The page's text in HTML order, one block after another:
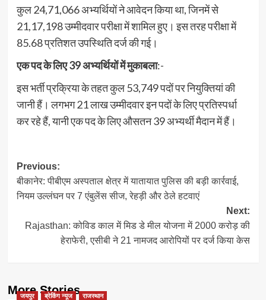
कुल 24,71,066 अभ्यर्थियों ने आवेदन किया था, जिनमें से
21,17,198 उम्मीदवार परीक्षा में शामिल हुए। इस तरह परीक्षा में
85.68 प्रतिशत उपस्थिति दर्ज की गई।
एक पद के लिए 39 अभ्यर्थियों में मुकाबला:-
इस भर्ती प्रक्रिया के तहत कुल 53,749 पदों पर नियुक्तियां की
जानी हैं। लगभग 21 लाख उम्मीदवार इन पदों के लिए प्रतिस्पर्धा
कर रहे हैं, यानी एक पद के लिए औसतन 39 अभ्यर्थी मैदान में हैं।
Post
navigation
Previous:
बीकानेर: पीबीएम अस्पताल क्षेत्र में यातायात पुलिस की बड़ी कार्रवाई,
नियम उल्लंघन पर 7 एंबुलेंस सीज, रेहड़ी और ठेले हटवाएं
Next:
Rajasthan: कोविड काल में मिड डे मील योजना में 2000 करोड़ की
हेराफेरी, एसीबी ने 21 नामजद आरोपियों पर दर्ज किया केस
More Stories
जयपुर ब्रेकिंग न्यूज राजस्थान